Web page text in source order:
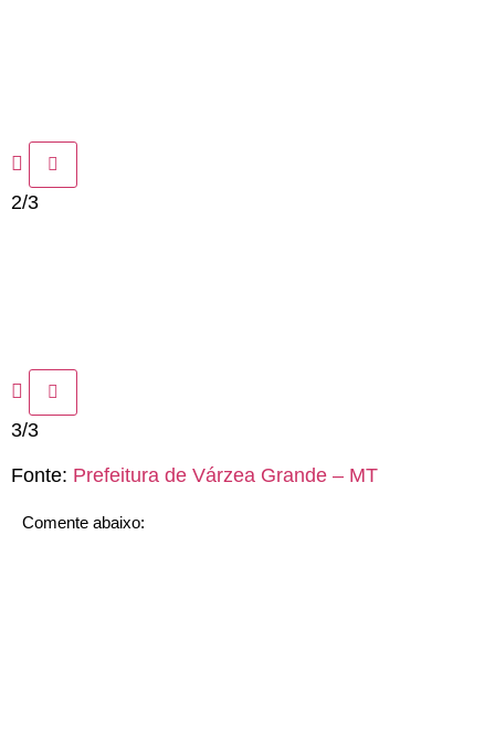
2/3
3/3
Fonte: Prefeitura de Várzea Grande – MT
Comente abaixo: